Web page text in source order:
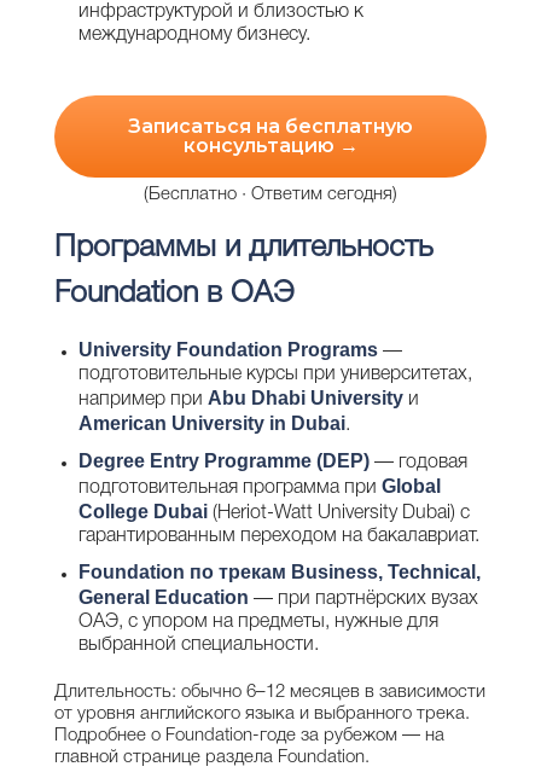
инфраструктурой и близостью к
международному бизнесу.
Записаться на бесплатную
консультацию →
(Бесплатно · Ответим сегодня)
Программы и длительность
Foundation в ОАЭ
University Foundation Programs —
подготовительные курсы при университетах,
например при Abu Dhabi University и
American University in Dubai.
Degree Entry Programme (DEP) — годовая
подготовительная программа при Global
College Dubai (Heriot-Watt University Dubai) с
гарантированным переходом на бакалавриат.
Foundation по трекам Business, Technical,
General Education — при партнёрских вузах
ОАЭ, с упором на предметы, нужные для
выбранной специальности.
Длительность: обычно 6–12 месяцев в зависимости
от уровня английского языка и выбранного трека.
Подробнее о Foundation-годе за рубежом — на
главной странице раздела Foundation.